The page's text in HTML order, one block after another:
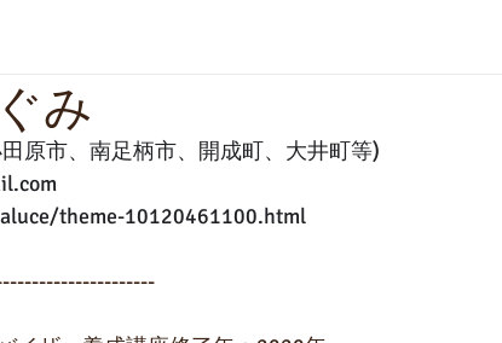
み
原市、南足柄市、開成町、大井町等)
theme-10120461100.html